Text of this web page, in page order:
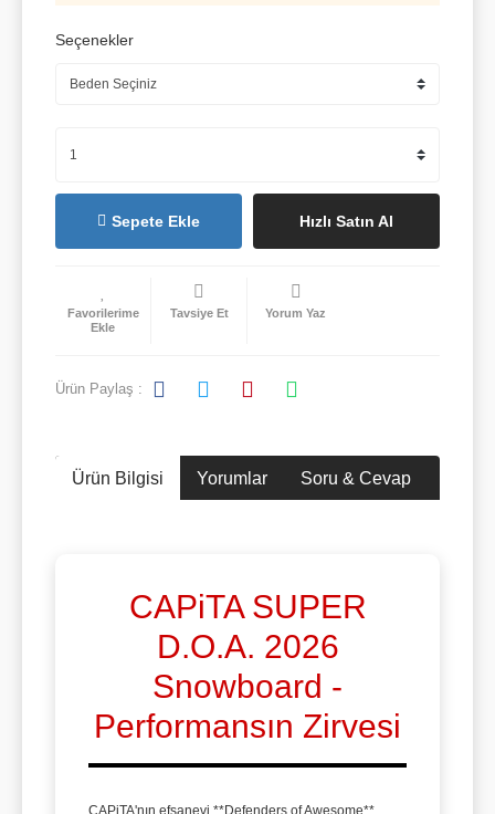
Seçenekler
Sepete Ekle Hızlı Satın Al
Tavsiye Et Yorum Yaz
Ürün Paylaş :
Ürün Bilgisi Yorumlar Soru & Cevap
CAPiTA SUPER
D.O.A. 2026
Snowboard -
Performansın Zirvesi
CAPiTA'nın efsanevi **Defenders of Awesome**